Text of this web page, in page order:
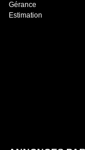
Gérance
Estimation